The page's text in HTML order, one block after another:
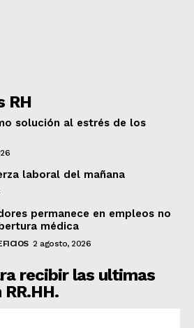
RH
solución al estrés de los
laboral del mañana
permanece en empleos no
médica
2 agosto, 2026
recibir las ultimas